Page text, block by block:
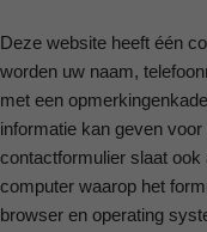
Deze website heeft één
worden uw naam,
met een
informatie kan geven
contactformulier slaat
computer waarop het
browser en operating